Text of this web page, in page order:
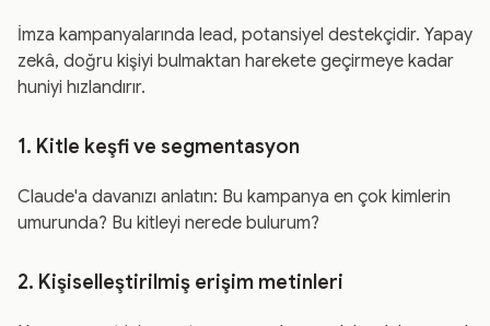
İmza kampanyalarında lead, potansiyel destekçidir. Yapay
zekâ, doğru kişiyi bulmaktan harekete geçirmeye kadar
huniyi hızlandırır.
1. Kitle keşfi ve segmentasyon
Claude'a davanızı anlatın: Bu kampanya en çok kimlerin
umurunda? Bu kitleyi nerede bulurum?
2. Kişiselleştirilmiş erişim metinleri